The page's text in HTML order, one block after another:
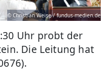
© Christian Weise / fundus-medien.de
Uhr probt der
Die Leitung hat